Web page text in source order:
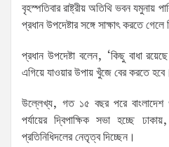
বৃহস্পতিবার রাষ্ট্রীয় অতিথি ভবন যমুনায়
প্রধান উপদেষ্টার সঙ্গে সাক্ষাৎ করতে
প্রধান উপদেষ্টা বলেন, ‘কিছু বাধা
এগিয়ে যাওয়ার উপায় খুঁজে বের করতে
উল্লেখ্য, গত ১৫ বছর পরে বাংলাদেশ ও
পর্যায়ের দ্বিপাক্ষিক সভা হচ্ছে
প্রতিনিধিদলের নেতৃত্ব দিচ্ছেন।